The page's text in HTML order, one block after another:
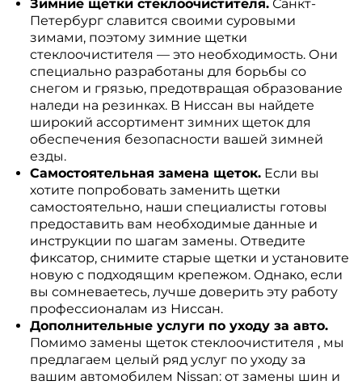
Зимние щетки стеклоочистителя.Санкт-
Петербург славится своими суровыми
зимами, поэтому зимние щетки
стеклоочистителя — это необходимость. Они
специально разработаны для борьбы со
снегом и грязью, предотвращая образование
наледи на резинках. В Ниссан вы найдете
широкий ассортимент зимних щеток для
обеспечения безопасности вашей зимней
езды.
Самостоятельная замена щеток.Если вы
хотите попробовать заменить щетки
самостоятельно, наши специалисты готовы
предоставить вам необходимые данные и
инструкции по шагам замены. Отведите
фиксатор, снимите старые щетки и установите
новую с подходящим крепежом. Однако, если
вы сомневаетесь, лучше доверить эту работу
профессионалам из Ниссан.
Дополнительные услуги по уходу за авто.
Помимо замены щеток стеклоочистителя , мы
предлагаем целый ряд услуг по уходу за
вашим автомобилем Nissan: от замены шин и